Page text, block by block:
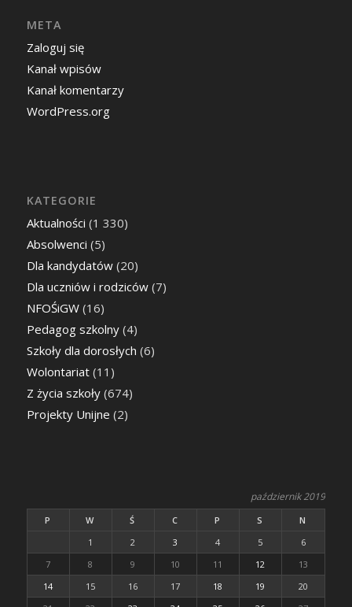
META
Zaloguj się
Kanał wpisów
Kanał komentarzy
WordPress.org
KATEGORIE
Aktualności (1 330)
Absolwenci (5)
Dla kandydatów(20)
Dla uczniów i rodziców(7)
NFOŚiGW(16)
Pedagog szkolny(4)
Szkoły dla dorosłych (6)
Wolontariat(11)
Z życia szkoły(674)
Projekty Unijne (2)
październik 2019
P W Ś C P S
N
1
2 3 4 5
6
7
8 9 10 11 12
13
14
15 16 17 18 19
20